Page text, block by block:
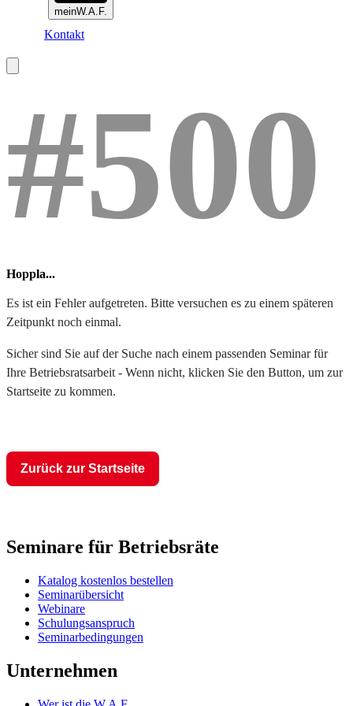
meinW.A.F.
Kontakt
#500
Hoppla...
Es ist ein Fehler aufgetreten. Bitte versuchen es zu einem späteren
Zeitpunkt noch einmal.
Sicher sind Sie auf der Suche nach einem passenden Seminar für
Ihre Betriebsratsarbeit - Wenn nicht, klicken Sie den Button, um zur
Startseite zu kommen.
Zurück zur Startseite
Seminare für Betriebsräte
Katalog kostenlos bestellen
Seminarübersicht
Webinare
Schulungsanspruch
Seminarbedingungen
Unternehmen